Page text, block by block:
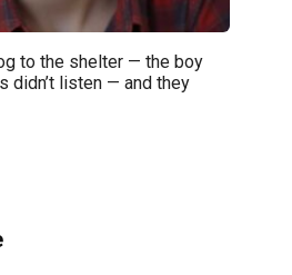
to the shelter — the boy
didn’t listen — and they